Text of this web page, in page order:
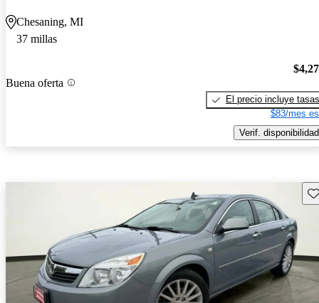
Chesaning, MI
37 millas
Buena oferta
El precio incluye tasas
$83/mes
Verif. disponibilidad